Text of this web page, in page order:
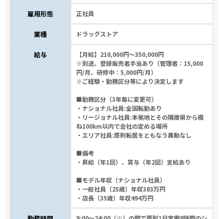
雇用形態 正社員
業種 ドラッグストア
給与
【月給】210,000円～350,000円
※別途、登録販売者手当あり（管理者：15,000
円/月、研修中：5,000円/月）
※ご経験・勤務区分等により決定します
■勤務区分（3年毎に変更可）
・ナショナル社員:全国転勤あり
・リージョナル社員:本拠地とその隣接県から概
ね100km以内で会社の定める場所
・エリア社員:原則転居をともなう異動なし
■備考
・昇給（年1回）、賞与（年2回）支給あり
■モデル年収（ナショナル社員）
・一般社員（25歳）年収383万円
・店長（35歳）年収494万円